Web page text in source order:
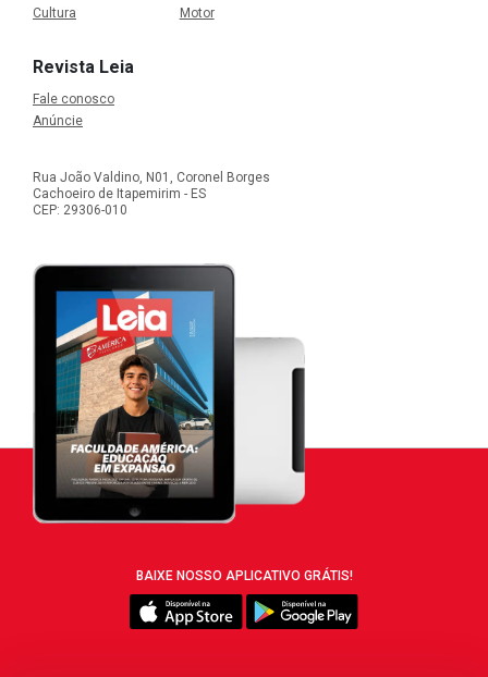
Cultura
Motor
Revista Leia
Fale conosco
Anúncie
Rua João Valdino, N01, Coronel Borges
Cachoeiro de Itapemirim - ES
CEP: 29306-010
BAIXE NOSSO APLICATIVO GRÁTIS!